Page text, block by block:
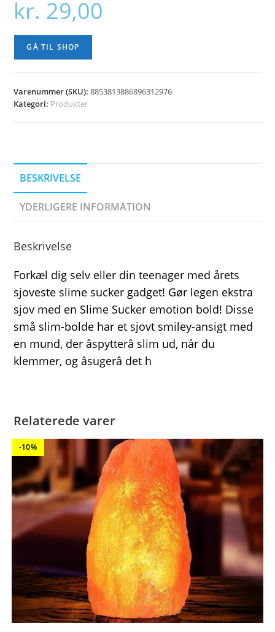
kr. 29,00
GÅ TIL SHOP
Varenummer (SKU):8853813886896312976
Kategori: Produkter
BESKRIVELSE
YDERLIGERE INFORMATION
Beskrivelse
Forkæl dig selv eller din teenager med årets
sjoveste slime sucker gadget! Gør legen ekstra
sjov med en Slime Sucker emotion bold! Disse
små slim-bolde har et sjovt smiley-ansigt med
en mund, der âspytterâ slim ud, når du
klemmer, og âsugerâ det h
Relaterede varer
-10%